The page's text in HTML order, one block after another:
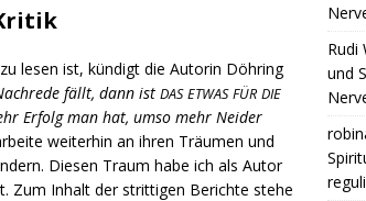
lesen ist, kün­digt die Autorin Döh­ring
fällt, dann ist DAS ETWAS FÜR DIE
Erfolg man hat, umso mehr Nei­der
wei­ter­hin an ihren Träu­men und
Die­sen Traum habe ich als Autor
Zum Inhalt der strit­ti­gen Berich­te ste­he
Rudi
und